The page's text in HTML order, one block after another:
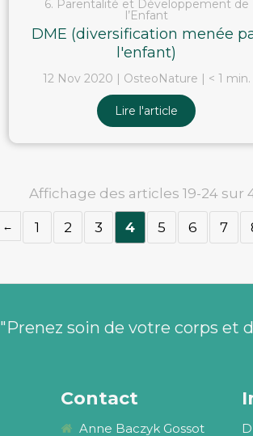
6. Parentalité et Développement de
l’Enfant
DME (diversification menée
l'enfant)
12 Nov 2020 OsteoNature < 1 min.
Lire l'article
Affichage des articles 19-24 sur
1 2 3 4 5 6 7
"Prenez soin de votre corps et
Contact
Anne Baczyk Gossot